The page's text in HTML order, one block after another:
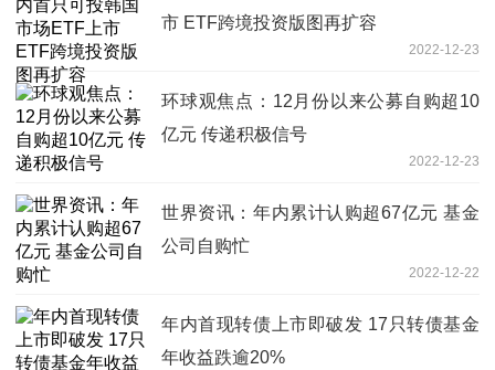
市 ETF跨境投资版图再扩容
2022-12-23
环球观焦点：12月份以来公募自购超10
亿元 传递积极信号
2022-12-23
世界资讯：年内累计认购超67亿元 基金
公司自购忙
2022-12-22
年内首现转债上市即破发 17只转债基金
年收益跌逾20%